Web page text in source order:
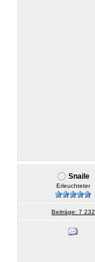
Snaile
Erleuchteter
Beiträge: 7 232